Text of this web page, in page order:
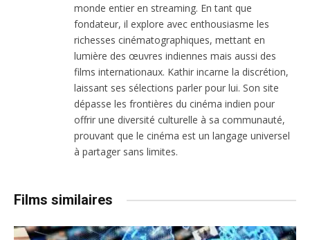
monde entier en streaming. En tant que
fondateur, il explore avec enthousiasme les
richesses cinématographiques, mettant en
lumière des œuvres indiennes mais aussi des
films internationaux. Kathir incarne la discrétion,
laissant ses sélections parler pour lui. Son site
dépasse les frontières du cinéma indien pour
offrir une diversité culturelle à sa communauté,
prouvant que le cinéma est un langage universel
à partager sans limites.
Films similaires